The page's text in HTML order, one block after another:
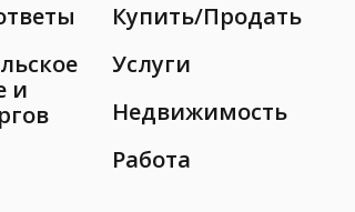
и
Купить/Продать
Услуги
Недвижимость
Работа